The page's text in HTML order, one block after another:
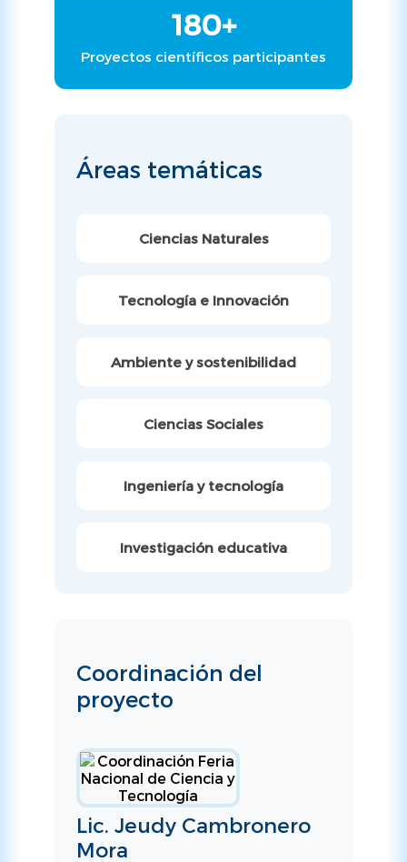
180+
Proyectos científicos participantes
Áreas temáticas
Ciencias Naturales
Tecnología e Innovación
Ambiente y sostenibilidad
Ciencias Sociales
Ingeniería y tecnología
Investigación educativa
Coordinación del
proyecto
Lic. Jeudy Cambronero
Mora